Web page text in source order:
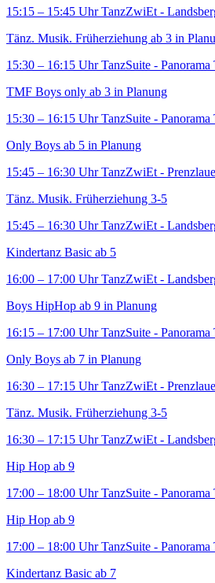
15:15 – 15:45 Uhr TanzZwiEt -
Tänz. Musik. Früherziehung ab 3 in
15:30 – 16:15 Uhr TanzSuite - Panorama
TMF Boys only ab 3 in Planung
15:30 – 16:15 Uhr TanzSuite - Panorama
Only Boys ab 5 in Planung
15:45 – 16:30 Uhr TanzZwiEt -
Tänz. Musik. Früherziehung 3-5
15:45 – 16:30 Uhr TanzZwiEt -
Kindertanz Basic ab 5
16:00 – 17:00 Uhr TanzZwiEt -
Boys HipHop ab 9 in Planung
16:15 – 17:00 Uhr TanzSuite - Panorama
Only Boys ab 7 in Planung
16:30 – 17:15 Uhr TanzZwiEt -
Tänz. Musik. Früherziehung 3-5
16:30 – 17:15 Uhr TanzZwiEt -
Hip Hop ab 9
17:00 – 18:00 Uhr TanzSuite - Panorama
Hip Hop ab 9
17:00 – 18:00 Uhr TanzSuite - Panorama
Kindertanz Basic ab 7